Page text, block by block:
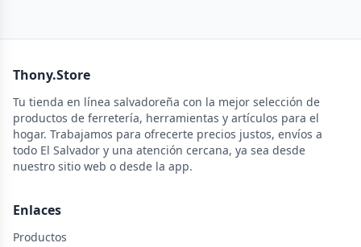
Thony.Store
Tu tienda en línea salvadoreña con la mejor selección de
productos de ferretería, herramientas y artículos para el
hogar. Trabajamos para ofrecerte precios justos, envíos a
todo El Salvador y una atención cercana, ya sea desde
nuestro sitio web o desde la app.
Enlaces
Productos